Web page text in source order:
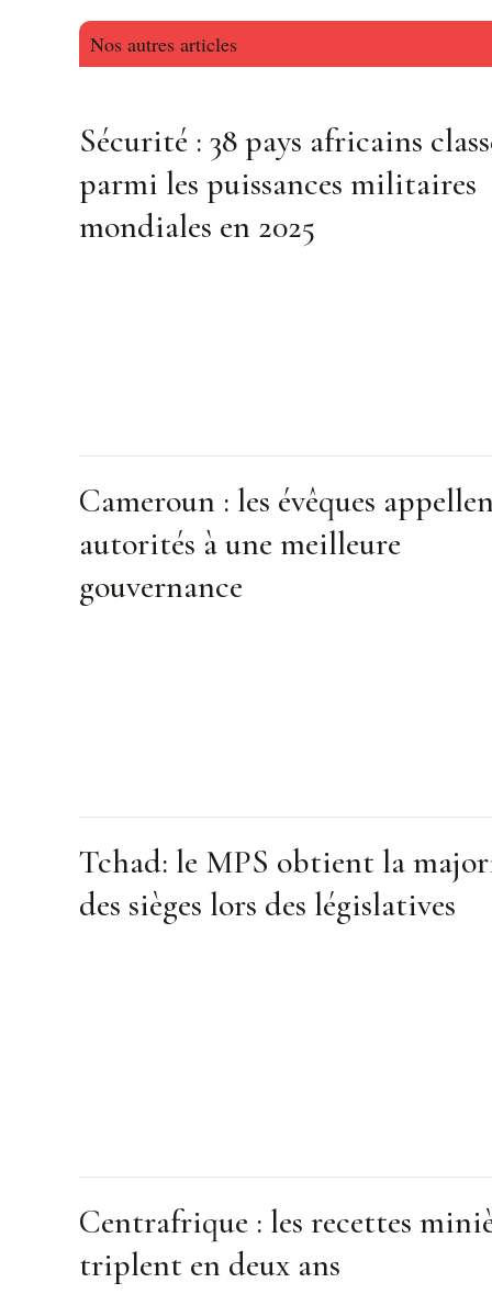
Nos autres articles
Sécurité : 38 pays africains
parmi les puissances militaires
mondiales en 2025
Cameroun : les évêques
autorités à une meilleure
gouvernance
Tchad: le MPS obtient la
des sièges lors des législatives
Centrafrique : les recettes
triplent en deux ans